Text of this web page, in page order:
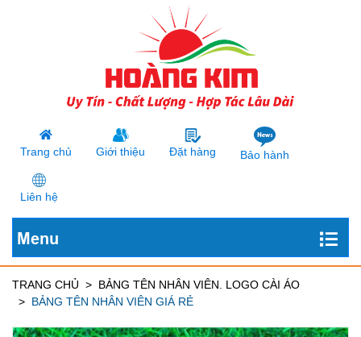
Trang chủ Giới thiệu Đặt hàng Bảo hành
Liên hệ
Menu
TRANG CHỦ
BẢNG TÊN NHÂN VIÊN. LOGO CÀI ÁO
BẢNG TÊN NHÂN VIÊN GIÁ RẺ